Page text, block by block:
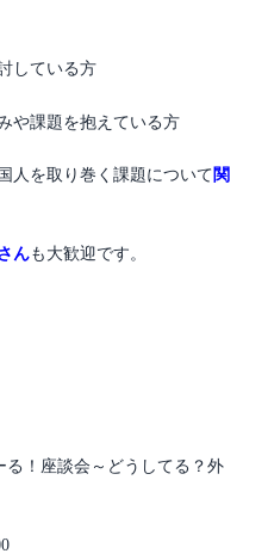
している方
や課題を抱えている方
人を取り巻く課題について 関
んも大歓迎です。
る！座談会 ～どうしてる？外